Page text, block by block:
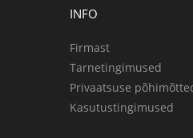
INFO
Firmast
Tarnetingimused
Privaatsuse
Kasutustingimused